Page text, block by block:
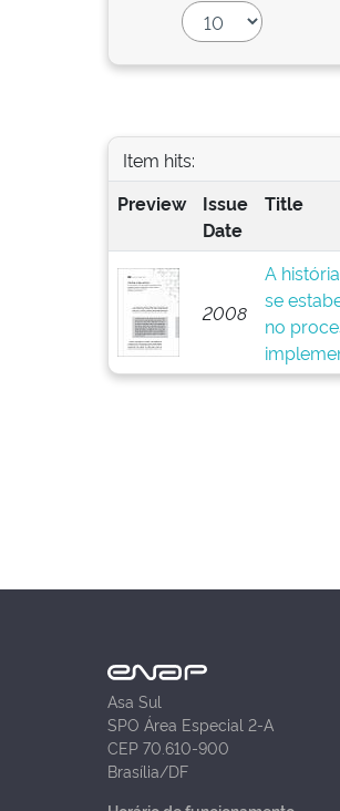
Item hits:
Preview
Issue
Date
Title
2008
A
se
no
Asa Sul
SPO Área Especial 2-A
CEP 70.610-900
Brasília/DF